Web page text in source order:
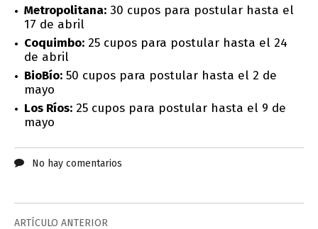
Metropolitana: 30 cupos para postular hasta el
17 de abril
Coquimbo: 25 cupos para postular hasta el 24
de abril
BioBío: 50 cupos para postular hasta el 2 de
mayo
Los Ríos: 25 cupos para postular hasta el 9 de
mayo
No hay comentarios
ARTÍCULO ANTERIOR